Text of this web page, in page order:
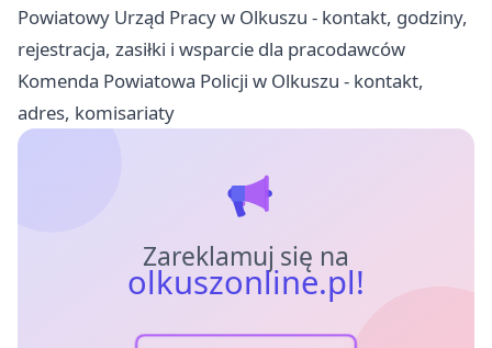
Powiatowy Urząd Pracy w Olkuszu - kontakt, godziny,
rejestracja, zasiłki i wsparcie dla pracodawców
Komenda Powiatowa Policji w Olkuszu - kontakt,
adres, komisariaty
Zareklamuj się na
olkuszonline.pl!